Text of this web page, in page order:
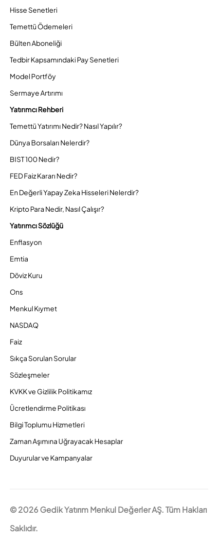
Hisse Senetleri
Temettü Ödemeleri
Bülten Aboneliği
Tedbir Kapsamındaki Pay Senetleri
Model Portföy
Sermaye Artırımı
Yatırımcı Rehberi
Temettü Yatırımı Nedir? Nasıl Yapılır?
Dünya Borsaları Nelerdir?
BIST 100 Nedir?
FED Faiz Kararı Nedir?
En Değerli Yapay Zeka Hisseleri Nelerdir?
Kripto Para Nedir, Nasıl Çalışır?
Yatırımcı Sözlüğü
Enflasyon
Emtia
Döviz Kuru
Ons
Menkul Kıymet
NASDAQ
Faiz
Sıkça Sorulan Sorular
Sözleşmeler
KVKK ve Gizlilik Politikamız
Ücretlendirme Politikası
Bilgi Toplumu Hizmetleri
Zaman Aşımına Uğrayacak Hesaplar
Duyurular ve Kampanyalar
© 2026 Gedik Yatırım Menkul Değerler AŞ. Tüm Hakları
Saklıdır.